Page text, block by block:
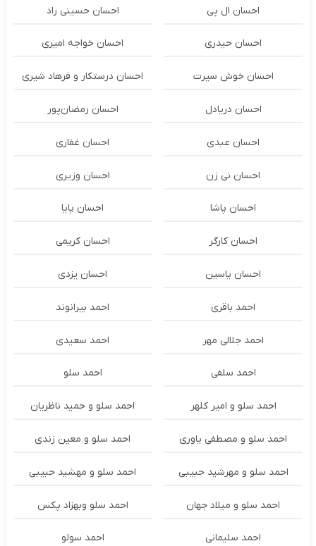
احسان ال پی احسان حسینی راد
احسان حیدری احسان خواجه امیری
احسان خوش سیرت احسان درستكار و فرهاد شيرى
احسان دریادل احسان رمضان‌پور
احسان عبدی احسان غفاری
احسان نی زن احسان وزیری
احسان پاشا احسان پایا
احسان کارگر احسان کریمی
احسان یاسین احسان یزدی
احمد باقری احمد بیرانوند
احمد جلالی مهر احمد سعیدی
احمد سلفی احمد سلو
احمد سلو و امیر کلهر احمد سلو و حمید ناظریان
احمد سلو و مصطفی یاوری احمد سلو و معین زندی
احمد سلو و مهرشید حبیبی احمد سلو و مهشید حبیبی
احمد سلو و میلاد جهان احمد سلو وبهزاد پکس
احمد سلیمانی احمد سولو